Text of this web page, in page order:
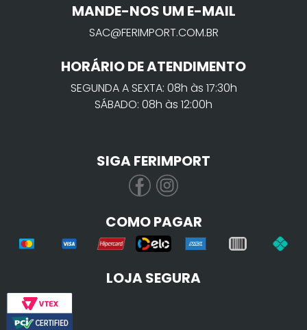
MANDE-NOS UM E-MAIL
SAC@FERIMPORT.COM.BR
HORÁRIO DE ATENDIMENTO
SEGUNDA A SEXTA: 08h às 17:30h
SÁBADO: 08h às 12:00h
SIGA FERIMPORT
COMO PAGAR
LOJA SEGURA